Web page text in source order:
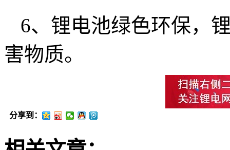
6、锂电池绿色环保，
害物质。
分享到：